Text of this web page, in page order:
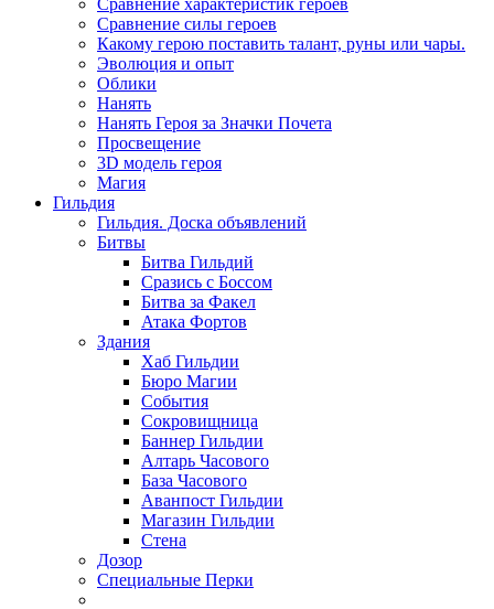
Сравнение характеристик героев
Сравнение силы героев
Какому герою поставить талант, руны или чары.
Эволюция и опыт
Облики
Нанять
Нанять Героя за Значки Почета
Просвещение
3D модель героя
Магия
Гильдия
Гильдия. Доска объявлений
Битвы
Битва Гильдий
Сразись с Боссом
Битва за Факел
Атака Фортов
Здания
Хаб Гильдии
Бюро Магии
События
Сокровищница
Баннер Гильдии
Алтарь Часового
База Часового
Аванпост Гильдии
Магазин Гильдии
Стена
Дозор
Специальные Перки